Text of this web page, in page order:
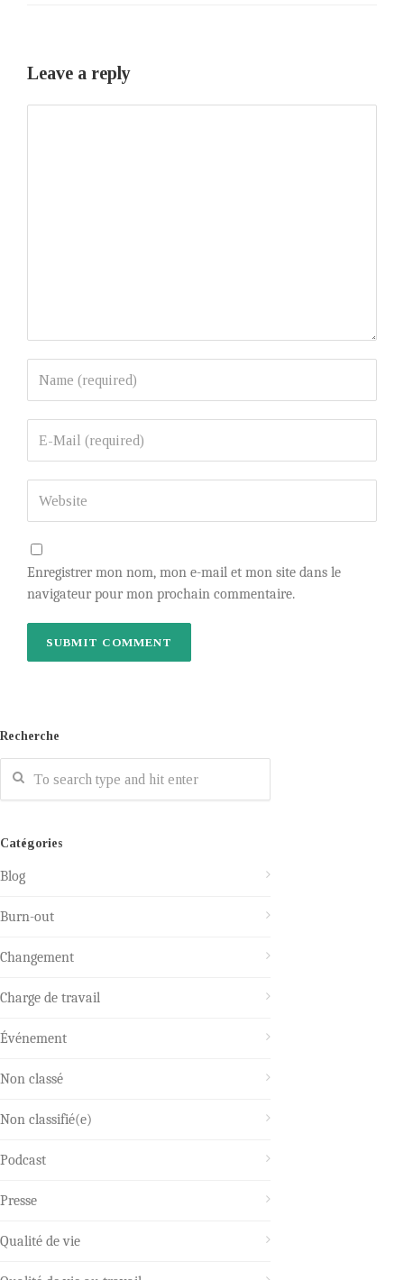
Leave a reply
Enregistrer mon nom, mon e-mail et mon site dans le
navigateur pour mon prochain commentaire.
Recherche
Catégories
Blog
Burn-out
Changement
Charge de travail
Événement
Non classé
Non classifié(e)
Podcast
Presse
Qualité de vie